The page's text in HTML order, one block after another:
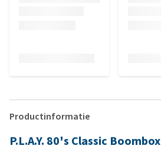
Productinformatie
P.L.A.Y. 80's Classic Boombox